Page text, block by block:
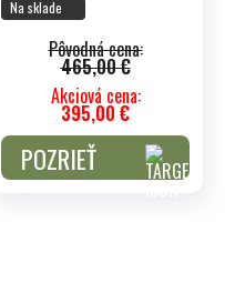
Na sklade
Pôvodná cena:
465,00 €
Akciová cena:
395,00 €
POZRIEŤ